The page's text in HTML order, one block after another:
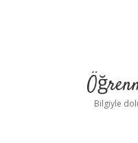
Bilgiyle